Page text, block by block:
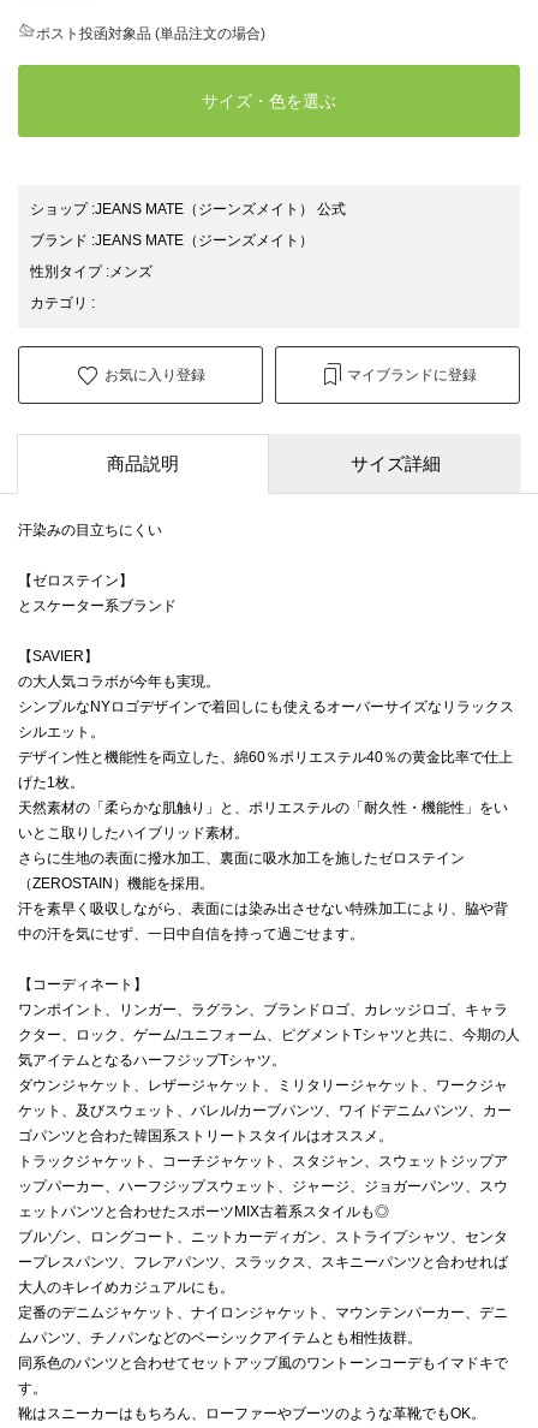
ポスト投函対象品 (単品注文の場合)
サイズ・色を選ぶ
ショップ:JEANS MATE（ジーンズメイト） 公式
ブランド :JEANS MATE （ジーンズメイト）
性別タイプ: メンズ
カテゴリ :
お気に入り登録 マイブランドに登録
商品説明 サイズ詳細
汗染みの目立ちにくい
【ゼロステイン】
とスケーター系ブランド
【SAVIER】
の大人気コラボが今年も実現。
シンプルなNYロゴデザインで着回しにも使えるオーバーサイズなリラックス
シルエット。
デザイン性と機能性を両立した、綿60％ポリエステル40％の黄金比率で仕上
げた1枚。
天然素材の「柔らかな肌触り」と、ポリエステルの「耐久性・機能性」をい
いとこ取りしたハイブリッド素材。
さらに生地の表面に撥水加工、裏面に吸水加工を施したゼロステイン
（ZEROSTAIN）機能を採用。
汗を素早く吸収しながら、表面には染み出させない特殊加工により、脇や背
中の汗を気にせず、一日中自信を持って過ごせます。
【コーディネート】
ワンポイント、リンガー、ラグラン、ブランドロゴ、カレッジロゴ、キャラ
クター、ロック、ゲーム/ユニフォーム、ピグメントTシャツと共に、今期の人
気アイテムとなるハーフジップTシャツ。
ダウンジャケット、レザージャケット、ミリタリージャケット、ワークジャ
ケット、及びスウェット、バレル/カーブパンツ、ワイドデニムパンツ、カー
ゴパンツと合わた韓国系ストリートスタイルはオススメ。
トラックジャケット、コーチジャケット、スタジャン、スウェットジップア
ップパーカー、ハーフジップスウェット、ジャージ、ジョガーパンツ、スウ
ェットパンツと合わせたスポーツMIX古着系スタイルも◎
ブルゾン、ロングコート、ニットカーディガン、ストライプシャツ、センタ
ープレスパンツ、フレアパンツ、スラックス、スキニーパンツと合わせれば
大人のキレイめカジュアルにも。
定番のデニムジャケット、ナイロンジャケット、マウンテンパーカー、デニ
ムパンツ、チノパンなどのベーシックアイテムとも相性抜群。
同系色のパンツと合わせてセットアップ風のワントーンコーデもイマドキで
す。
靴はスニーカーはもちろん、ローファーやブーツのような革靴でもOK。